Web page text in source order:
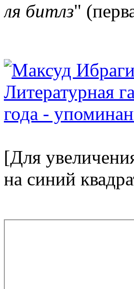
ля битлз"
[Для
на синий